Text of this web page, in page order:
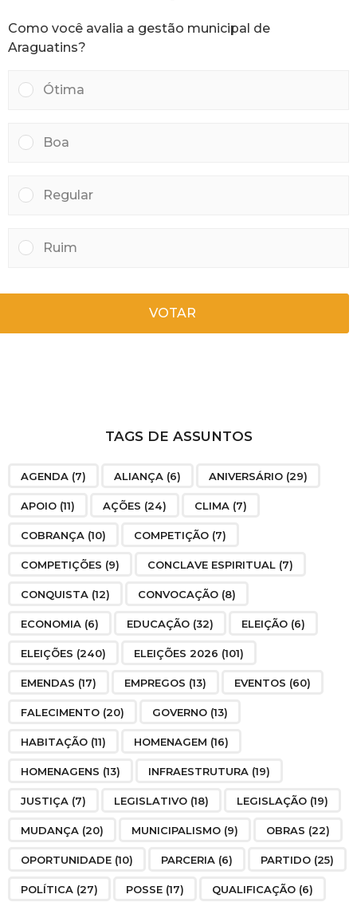
r
Como você avalia a gestão municipal de
Araguatins?
Ótima
Boa
Regular
Ruim
VOTAR
TAGS DE ASSUNTOS
AGENDA (7) ALIANÇA (6) ANIVERSÁRIO (29)
APOIO (11) AÇÕES (24) CLIMA (7)
COBRANÇA (10) COMPETIÇÃO (7)
COMPETIÇÕES (9) CONCLAVE ESPIRITUAL (7)
CONQUISTA (12) CONVOCAÇÃO (8)
ECONOMIA (6) EDUCAÇÃO (32) ELEIÇÃO (6)
ELEIÇÕES (240) ELEIÇÕES 2026 (101)
EMENDAS (17) EMPREGOS (13) EVENTOS (60)
FALECIMENTO (20) GOVERNO (13)
HABITAÇÃO (11) HOMENAGEM (16)
HOMENAGENS (13) INFRAESTRUTURA (19)
JUSTIÇA (7) LEGISLATIVO (18) LEGISLAÇÃO (19)
MUDANÇA (20) MUNICIPALISMO (9) OBRAS (22)
OPORTUNIDADE (10) PARCERIA (6) PARTIDO (25)
POLÍTICA (27) POSSE (17) QUALIFICAÇÃO (6)